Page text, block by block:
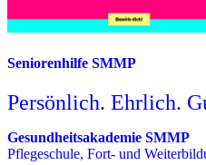
Seniorenhilfe SMMP
Persönlich. Ehrlich.
Gesundheitsakademie SMMP
Pflegeschule, Fort- und